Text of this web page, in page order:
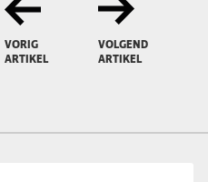
VORIG
ARTIKEL
VOLGEND
ARTIKEL